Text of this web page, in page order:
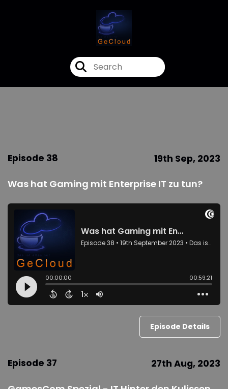
Episode 38 19th Sep, 2023
Was hat Gaming mit Enterprise IT zu tun?
Episode Details
Episode 37 27th Aug, 2023